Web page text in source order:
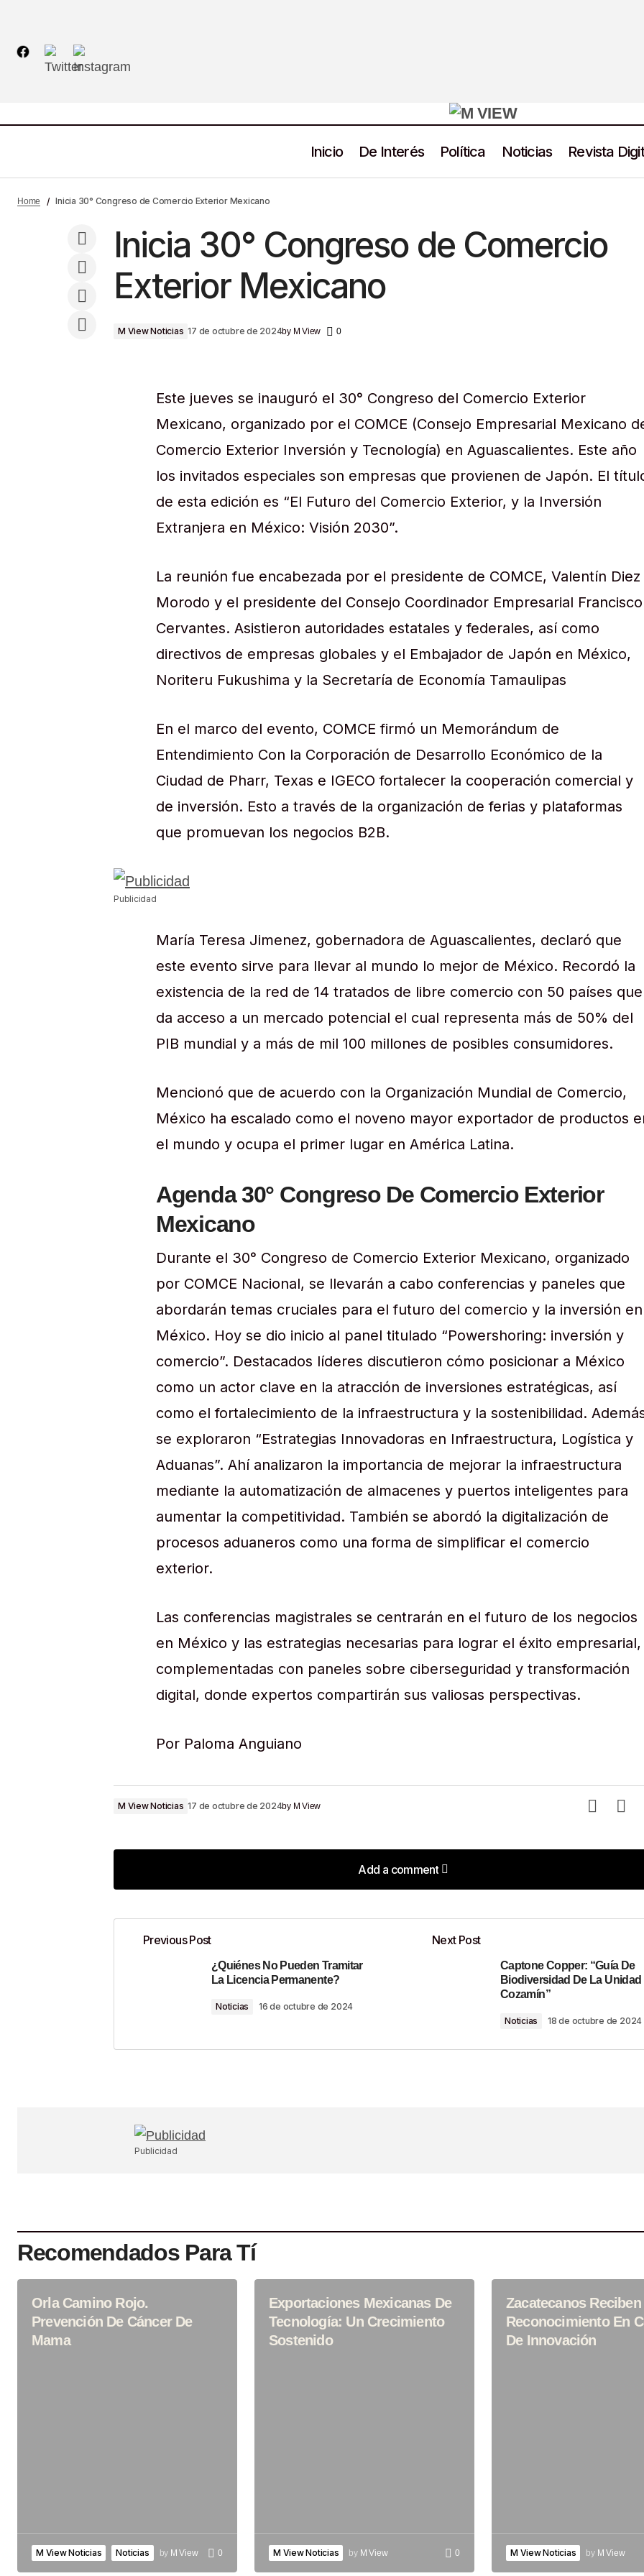
Inicio De Interés Política Noticias Revista
permanente?
Home Inicia 30° Congreso de Comercio Exterior Mexicano
Inicia 30° Congreso de Comercio
Exterior Mexicano
M View Noticias 17 de octubre de 2024by M View 0
Este jueves se inauguró el 30° Congreso del Comercio Exterior
Mexicano, organizado por el COMCE (Consejo Empresarial Mexicano
Comercio Exterior Inversión y Tecnología) en Aguascalientes. Este año
los invitados especiales son empresas que provienen de Japón. El
de esta edición es “El Futuro del Comercio Exterior, y la Inversión
Extranjera en México: Visión 2030”.
La reunión fue encabezada por el presidente de COMCE, Valentín Diez
Morodo y el presidente del Consejo Coordinador Empresarial Francisco
Cervantes. Asistieron autoridades estatales y federales, así como
directivos de empresas globales y el Embajador de Japón en México,
Noriteru Fukushima y la Secretaría de Economía Tamaulipas
En el marco del evento, COMCE firmó un Memorándum de
Entendimiento Con la Corporación de Desarrollo Económico de la
Ciudad de Pharr, Texas e IGECO fortalecer la cooperación comercial y
de inversión. Esto a través de la organización de ferias y plataformas
que promuevan los negocios B2B.
Publicidad
María Teresa Jimenez, gobernadora de Aguascalientes, declaró que
este evento sirve para llevar al mundo lo mejor de México. Recordó la
existencia de la red de 14 tratados de libre comercio con 50 países que
da acceso a un mercado potencial el cual representa más de 50% del
PIB mundial y a más de mil 100 millones de posibles consumidores.
Mencionó que de acuerdo con la Organización Mundial de Comercio,
México ha escalado como el noveno mayor exportador de productos
el mundo y ocupa el primer lugar en América Latina.
Agenda 30° Congreso De Comercio Exterior
Mexicano
Durante el 30° Congreso de Comercio Exterior Mexicano, organizado
por COMCE Nacional, se llevarán a cabo conferencias y paneles que
abordarán temas cruciales para el futuro del comercio y la inversión en
México. Hoy se dio inicio al panel titulado “Powershoring: inversión y
comercio”. Destacados líderes discutieron cómo posicionar a México
como un actor clave en la atracción de inversiones estratégicas, así
como el fortalecimiento de la infraestructura y la sostenibilidad.
se exploraron “Estrategias Innovadoras en Infraestructura, Logística y
Aduanas”. Ahí analizaron la importancia de mejorar la infraestructura
mediante la automatización de almacenes y puertos inteligentes para
aumentar la competitividad. También se abordó la digitalización de
procesos aduaneros como una forma de simplificar el comercio
exterior.
Las conferencias magistrales se centrarán en el futuro de los negocios
en México y las estrategias necesarias para lograr el éxito empresarial,
complementadas con paneles sobre ciberseguridad y transformación
digital, donde expertos compartirán sus valiosas perspectivas.
Por Paloma Anguiano
M View Noticias 17 de octubre de 2024by M View
Add a comment
Add a comment
Tu dirección de correo electrónico no será publicada. Los campos obligatorios están marcados con
Guardar Mi Nombre, Correo Electrónico Y Sitio Web
En Este Navegador Para La Próxima Vez Que
Previous Post
¿Quiénes No Pueden Tramitar
La Licencia Permanente?
Noticias 16 de octubre de 2024
Next Post
Captone Copper: “Guía De
Biodiversidad De La Unidad
Cozamín”
Noticias 18 de octubre de 2024
Publicidad
Recomendados Para Tí
Orla Camino Rojo.
Prevención De Cáncer De
Mama
M View Noticias Noticias by M View 0
Exportaciones Mexicanas De
Tecnología: Un Crecimiento
Sostenido
M View Noticias by M View 0
Zacatecanos Reciben
Reconocimiento En
De Innovación
M View Noticias by M View